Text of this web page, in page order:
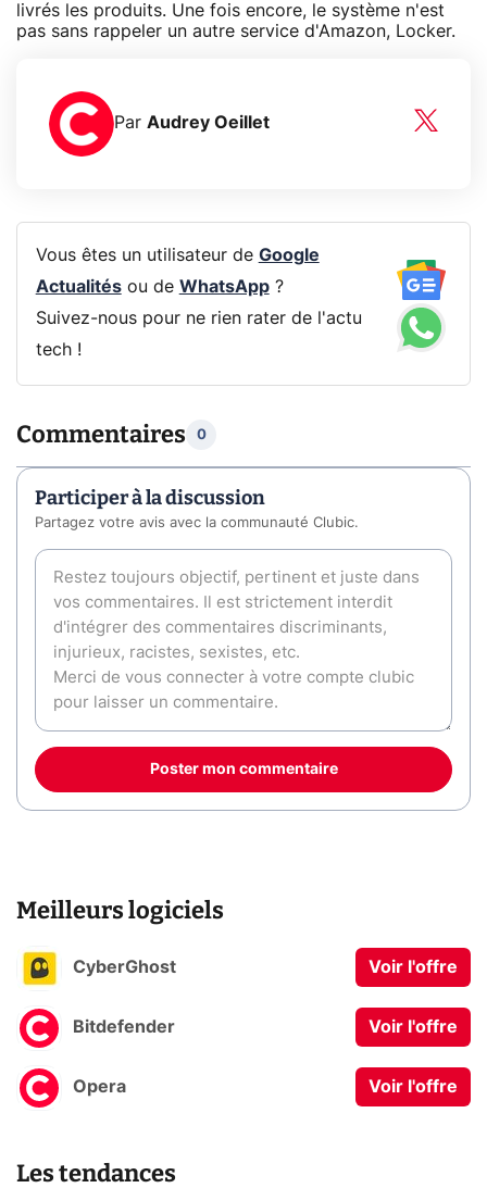
livrés les produits. Une fois encore, le système n'est
pas sans rappeler un autre service d'Amazon, Locker.
Par Audrey Oeillet
Vous êtes un utilisateur de Google
Actualitésou de WhatsApp?
Suivez-nous pour ne rien rater de l'actu
tech !
Commentaires 0
Participer à la discussion
Partagez votre avis avec la communauté Clubic.
Poster mon commentaire
Meilleurs logiciels
CyberGhost Voir l'offre
Bitdefender Voir l'offre
Opera Voir l'offre
Les tendances